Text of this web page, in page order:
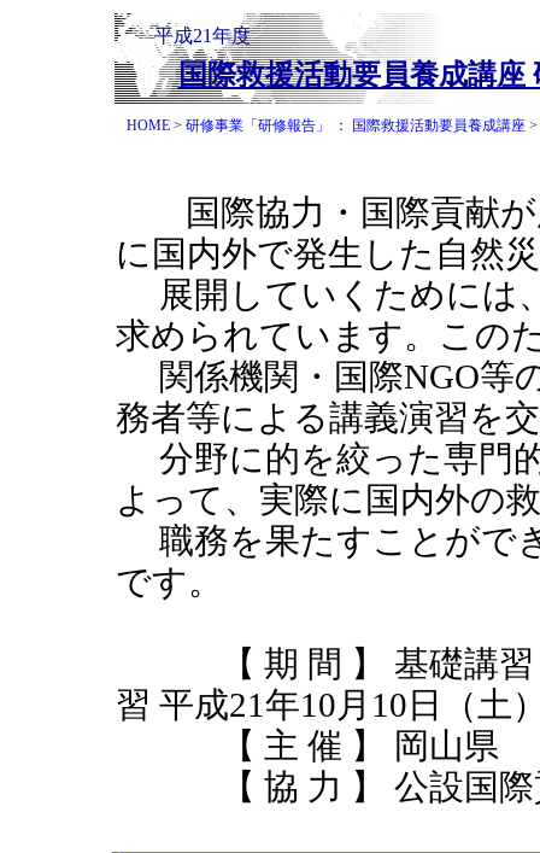
平成21年度
国際救援活動要員養成講座
HOME> 研修事業「研修報告」 ： 国際救援活動要員養成講座>
国際協力・国際貢献が
に国内外で発生した自然
展開していくためには
求められています。この
関係機関・国際NGO等
務者等による講義演習を
分野に的を絞った専門
よって、実際に国内外の
職務を果たすことがで
です。
【 期 間 】 基礎講習
習 平成21年10月10日（土
【 主 催 】 岡山県
【 協 力 】 公設国際